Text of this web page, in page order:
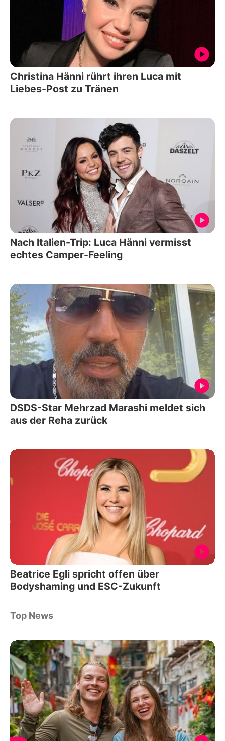
Christina Hänni rührt ihren Luca mit
Liebes-Post zu Tränen
Nach Italien-Trip: Luca Hänni vermisst
echtes Camper-Feeling
DSDS-Star Mehrzad Marashi meldet sich
aus der Reha zurück
Beatrice Egli spricht offen über
Bodyshaming und ESC-Zukunft
Top News